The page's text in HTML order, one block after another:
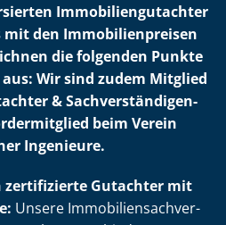
Im­mo­bi­li­en­gut­ach­ter
mit den Im­mo­bi­li­en­prei­sen
die folgenden Punkte
Wir sind zudem Mitglied
& Sach­ver­stän­di­gen­
beim Verein
Ingenieure.
zertifizierte Gutachter mit
Unsere Im­mo­bi­li­en­sach­ver­